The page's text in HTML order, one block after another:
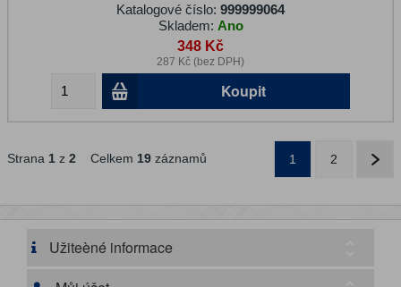
Katalogové číslo: 999999064
Skladem: Ano
348 Kč
287 Kč (bez DPH)
Koupit
Strana 1 z 2 Celkem 19 záznamů 1 2
Užiteèné informace